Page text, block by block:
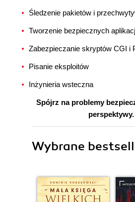
Śledzenie pakietów i
Tworzenie bezpiecznych
Zabezpieczanie skryptów CGI i
Pisanie eksploitów
Inżynieria wsteczna
Spójrz na problemy
perspektywy.
Wybrane